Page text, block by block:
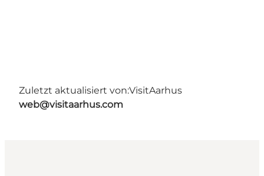
Zuletzt aktualisiert von:VisitAarhus
web@visitaarhus.com